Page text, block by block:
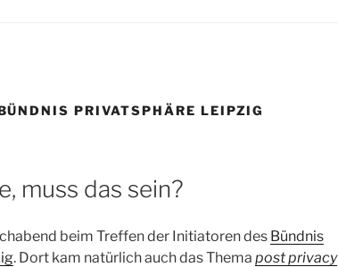
PRIVATSPHÄRE LEIPZIG
muss das sein?
beim Treffen der Initiatoren des Bündnis
. Dort kam natürlich auch das Thema post privacy